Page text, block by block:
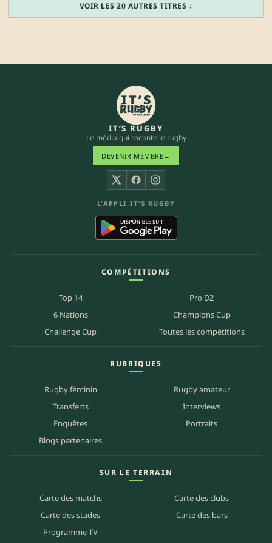
VOIR LES 20 AUTRES TITRES ↓
IT’S RUGBY
Le média qui raconte le rugby
DEVENIR MEMBRE→
X FacebookInstagram
L’APPLI IT’S RUGBY
COMPÉTITIONS
Top 14
Pro D2
6 Nations
Champions Cup
Challenge Cup
Toutes les compétitions
RUBRIQUES
Rugby féminin
Rugby amateur
Transferts
Interviews
Enquêtes
Portraits
Blogs partenaires
SUR LE TERRAIN
Carte des matchs
Carte des clubs
Carte des stades
Carte des bars
Programme TV